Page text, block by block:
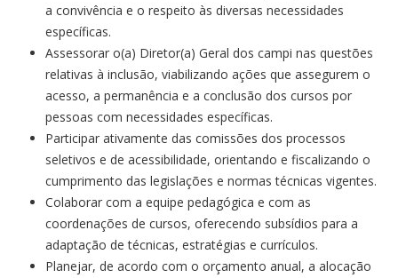
a convivência e o respeito às diversas necessidades
específicas.
Assessorar o(a) Diretor(a) Geral dos campi nas questões
relativas à inclusão, viabilizando ações que assegurem o
acesso, a permanência e a conclusão dos cursos por
pessoas com necessidades específicas.
Participar ativamente das comissões dos processos
seletivos e de acessibilidade, orientando e fiscalizando o
cumprimento das legislações e normas técnicas vigentes.
Colaborar com a equipe pedagógica e com as
coordenações de cursos, oferecendo subsídios para a
adaptação de técnicas, estratégias e currículos.
Planejar, de acordo com o orçamento anual, a alocação